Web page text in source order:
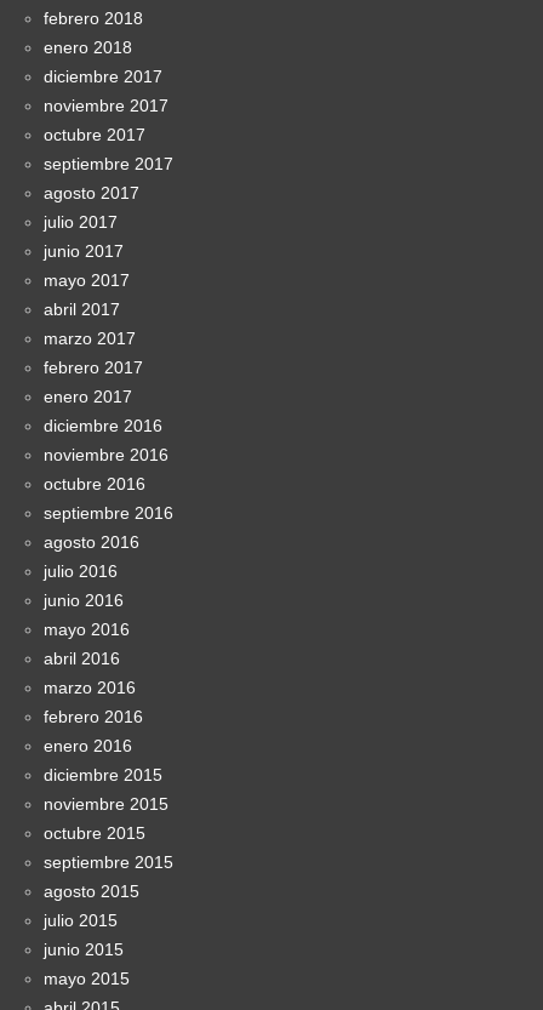
febrero 2018
enero 2018
diciembre 2017
noviembre 2017
octubre 2017
septiembre 2017
agosto 2017
julio 2017
junio 2017
mayo 2017
abril 2017
marzo 2017
febrero 2017
enero 2017
diciembre 2016
noviembre 2016
octubre 2016
septiembre 2016
agosto 2016
julio 2016
junio 2016
mayo 2016
abril 2016
marzo 2016
febrero 2016
enero 2016
diciembre 2015
noviembre 2015
octubre 2015
septiembre 2015
agosto 2015
julio 2015
junio 2015
mayo 2015